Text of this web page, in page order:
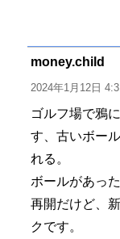
money.child
り:
2024年1月12日
ゴルフ場で鴉
す、古いボー
れる。
ボールがあっ
再開だけど、
クです。